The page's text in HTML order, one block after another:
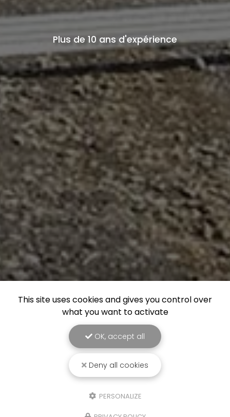
Plus de 10 ans d'expérience
This site uses cookies and gives you control over
what you want to activate
OK, accept all
Deny all cookies
PERSONALIZE